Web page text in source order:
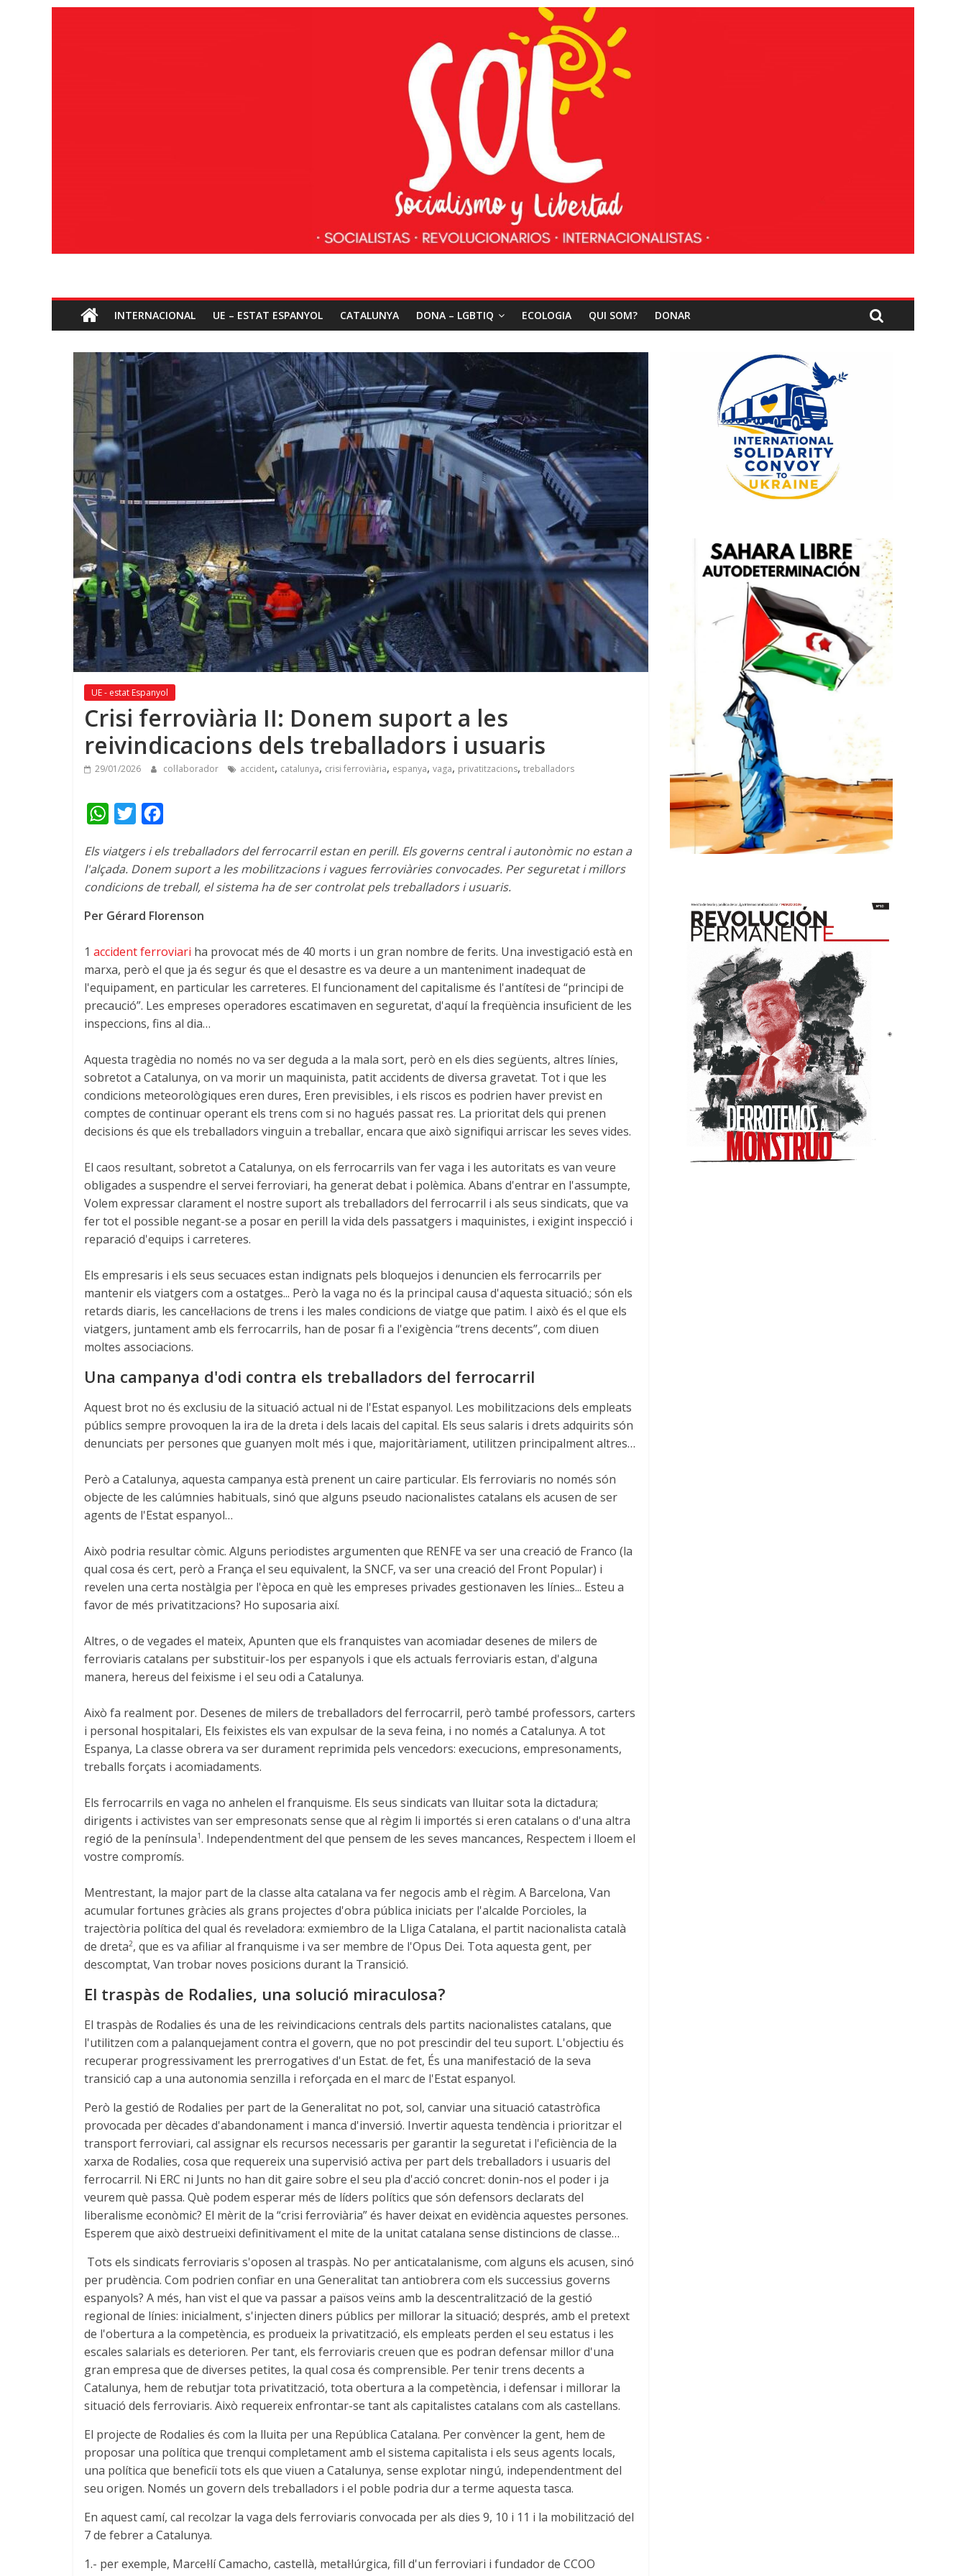
Socialisme
i
Llibertat
INTERNACIONAL UE – ESTAT ESPANYOL CATALUNYA DONA – LGBTIQ ECOLOGIA QUI SOM? DONAR
UE - estat Espanyol
Crisi ferroviària II: Donem suport a les
reivindicacions dels treballadors i usuaris
29/01/2026 col·laborador accident, catalunya, crisi ferroviària, espanya, vaga, privatitzacions, treballadors
W
a
t
A
p
i
t
e
c
e
o
k
Els viatgers i els treballadors del ferrocarril estan en perill. Els governs central i autonòmic no estan a
l'alçada. Donem suport a les mobilitzacions i vagues ferroviàries convocades. Per seguretat i millors
condicions de treball, el sistema ha de ser controlat pels treballadors i usuaris.
Per Gérard Florenson
1 accident ferroviari ha provocat més de 40 morts i un gran nombre de ferits. Una investigació està en
marxa, però el que ja és segur és que el desastre es va deure a un manteniment inadequat de
l'equipament, en particular les carreteres. El funcionament del capitalisme és l'antítesi de “principi de
precaució”. Les empreses operadores escatimaven en seguretat, d'aquí la freqüència insuficient de les
inspeccions, fins al dia…
Aquesta tragèdia no només no va ser deguda a la mala sort, però en els dies següents, altres línies,
sobretot a Catalunya, on va morir un maquinista, patit accidents de diversa gravetat. Tot i que les
condicions meteorològiques eren dures, Eren previsibles, i els riscos es podrien haver previst en
comptes de continuar operant els trens com si no hagués passat res. La prioritat dels qui prenen
decisions és que els treballadors vinguin a treballar, encara que això signifiqui arriscar les seves vides.
El caos resultant, sobretot a Catalunya, on els ferrocarrils van fer vaga i les autoritats es van veure
obligades a suspendre el servei ferroviari, ha generat debat i polèmica. Abans d'entrar en l'assumpte,
Volem expressar clarament el nostre suport als treballadors del ferrocarril i als seus sindicats, que va
fer tot el possible negant-se a posar en perill la vida dels passatgers i maquinistes, i exigint inspecció i
reparació d'equips i carreteres.
Els empresaris i els seus secuaces estan indignats pels bloquejos i denuncien els ferrocarrils per
mantenir els viatgers com a ostatges... Però la vaga no és la principal causa d'aquesta situació.; són els
retards diaris, les cancel·lacions de trens i les males condicions de viatge que patim. I això és el que els
viatgers, juntament amb els ferrocarrils, han de posar fi a l'exigència “trens decents”, com diuen
moltes associacions.
Una campanya d'odi contra els treballadors del ferrocarril
Aquest brot no és exclusiu de la situació actual ni de l'Estat espanyol. Les mobilitzacions dels empleats
públics sempre provoquen la ira de la dreta i dels lacais del capital. Els seus salaris i drets adquirits són
denunciats per persones que guanyen molt més i que, majoritàriament, utilitzen principalment altres…
Però a Catalunya, aquesta campanya està prenent un caire particular. Els ferroviaris no només són
objecte de les calúmnies habituals, sinó que alguns pseudo nacionalistes catalans els acusen de ser
agents de l'Estat espanyol…
Això podria resultar còmic. Alguns periodistes argumenten que RENFE va ser una creació de Franco (la
qual cosa és cert, però a França el seu equivalent, la SNCF, va ser una creació del Front Popular) i
revelen una certa nostàlgia per l'època en què les empreses privades gestionaven les línies... Esteu a
favor de més privatitzacions? Ho suposaria així.
Altres, o de vegades el mateix, Apunten que els franquistes van acomiadar desenes de milers de
ferroviaris catalans per substituir-los per espanyols i que els actuals ferroviaris estan, d'alguna
manera, hereus del feixisme i el seu odi a Catalunya.
Això fa realment por. Desenes de milers de treballadors del ferrocarril, però també professors, carters
i personal hospitalari, Els feixistes els van expulsar de la seva feina, i no només a Catalunya. A tot
Espanya, La classe obrera va ser durament reprimida pels vencedors: execucions, empresonaments,
treballs forçats i acomiadaments.
Els ferrocarrils en vaga no anhelen el franquisme. Els seus sindicats van lluitar sota la dictadura;
dirigents i activistes van ser empresonats sense que al règim li importés si eren catalans o d'una altra
regió de la península1. Independentment del que pensem de les seves mancances, Respectem i lloem el
vostre compromís.
Mentrestant, la major part de la classe alta catalana va fer negocis amb el règim. A Barcelona, Van
acumular fortunes gràcies als grans projectes d'obra pública iniciats per l'alcalde Porcioles, la
trajectòria política del qual és reveladora: exmiembro de la Lliga Catalana, el partit nacionalista català
de dreta2, que es va afiliar al franquisme i va ser membre de l'Opus Dei. Tota aquesta gent, per
descomptat, Van trobar noves posicions durant la Transició.
El traspàs de Rodalies, una solució miraculosa?
El traspàs de Rodalies és una de les reivindicacions centrals dels partits nacionalistes catalans, que
l'utilitzen com a palanquejament contra el govern, que no pot prescindir del teu suport. L'objectiu és
recuperar progressivament les prerrogatives d'un Estat. de fet, És una manifestació de la seva
transició cap a una autonomia senzilla i reforçada en el marc de l'Estat espanyol.
Però la gestió de Rodalies per part de la Generalitat no pot, sol, canviar una situació catastròfica
provocada per dècades d'abandonament i manca d'inversió. Invertir aquesta tendència i prioritzar el
transport ferroviari, cal assignar els recursos necessaris per garantir la seguretat i l'eficiència de la
xarxa de Rodalies, cosa que requereix una supervisió activa per part dels treballadors i usuaris del
ferrocarril. Ni ERC ni Junts no han dit gaire sobre el seu pla d'acció concret: donin-nos el poder i ja
veurem què passa. Què podem esperar més de líders polítics que són defensors declarats del
liberalisme econòmic? El mèrit de la “crisi ferroviària” és haver deixat en evidència aquestes persones.
Esperem que això destrueixi definitivament el mite de la unitat catalana sense distincions de classe…
Tots els sindicats ferroviaris s'oposen al traspàs. No per anticatalanisme, com alguns els acusen, sinó
per prudència. Com podrien confiar en una Generalitat tan antiobrera com els successius governs
espanyols? A més, han vist el que va passar a països veïns amb la descentralització de la gestió
regional de línies: inicialment, s'injecten diners públics per millorar la situació; després, amb el pretext
de l'obertura a la competència, es produeix la privatització, els empleats perden el seu estatus i les
escales salarials es deterioren. Per tant, els ferroviaris creuen que es podran defensar millor d'una
gran empresa que de diverses petites, la qual cosa és comprensible. Per tenir trens decents a
Catalunya, hem de rebutjar tota privatització, tota obertura a la competència, i defensar i millorar la
situació dels ferroviaris. Això requereix enfrontar-se tant als capitalistes catalans com als castellans.
El projecte de Rodalies és com la lluita per una República Catalana. Per convèncer la gent, hem de
proposar una política que trenqui completament amb el sistema capitalista i els seus agents locals,
una política que beneficiï tots els que viuen a Catalunya, sense explotar ningú, independentment del
seu origen. Només un govern dels treballadors i el poble podria dur a terme aquesta tasca.
En aquest camí, cal recolzar la vaga dels ferroviaris convocada per als dies 9, 10 i 11 i la mobilització del
7 de febrer a Catalunya.
1.- per exemple, Marcel·lí Camacho, castellà, metal·lúrgica, fill d'un ferroviari i fundador de CCOO